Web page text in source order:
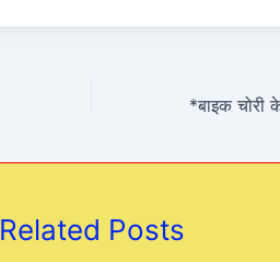
Related Posts